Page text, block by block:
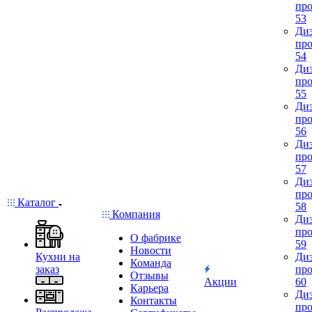
Каталог
Кухни на
заказ
Компания
О фабрике
Новости
Команда
Отзывы
Карьера
Контакты
Акции
53
54
55
56
57
58
59
60